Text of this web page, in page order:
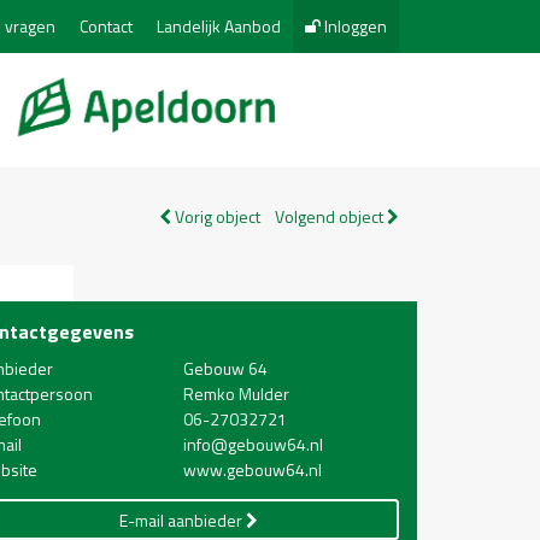
Contact Landelijk Aanbod Inloggen
Vorig object Volgend object
Gebouw 64
Remko Mulder
06-27032721
info@gebouw64.nl
www.gebouw64.nl
E-mail aanbieder